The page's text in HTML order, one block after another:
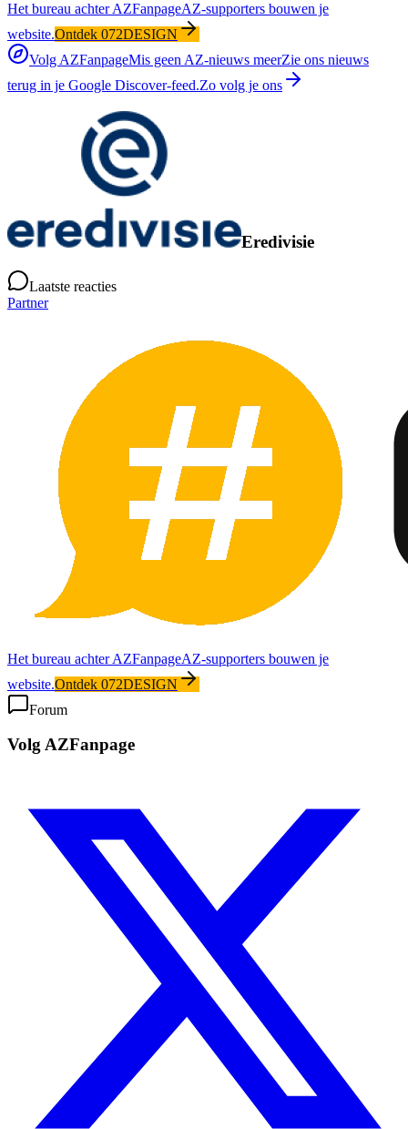
Het bureau achter AZFanpageAZ-supporters bouwen je
website.Ontdek 072DESIGN
Volg AZFanpageMis geen AZ-nieuws meerZie ons nieuws
terug in je Google Discover-feed.Zo volg je ons
Eredivisie
Laatste reacties
Partner
Het bureau achter AZFanpageAZ-supporters bouwen je
website.Ontdek 072DESIGN
Forum
Volg AZFanpage